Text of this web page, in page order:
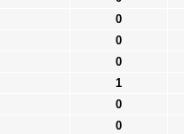
0
0
0
1
0
0